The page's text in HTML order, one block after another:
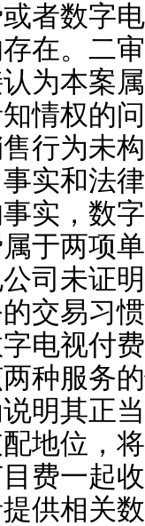
者数字
在。二
为本案
情权的
行为未
实和法
，数字
于两项
司未证
交易习
电视付
种服务
明其正
地位，
费一起
供相关